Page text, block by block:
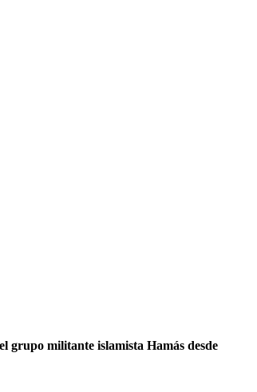
grupo militante islamista Hamás desde